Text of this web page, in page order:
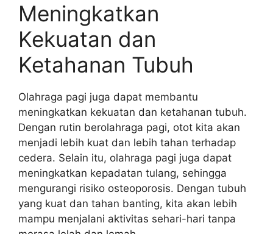
Meningkatkan
Kekuatan dan
Ketahanan Tubuh
Olahraga pagi juga dapat membantu
meningkatkan kekuatan dan ketahanan tubuh.
Dengan rutin berolahraga pagi, otot kita akan
menjadi lebih kuat dan lebih tahan terhadap
cedera. Selain itu, olahraga pagi juga dapat
meningkatkan kepadatan tulang, sehingga
mengurangi risiko osteoporosis. Dengan tubuh
yang kuat dan tahan banting, kita akan lebih
mampu menjalani aktivitas sehari-hari tanpa